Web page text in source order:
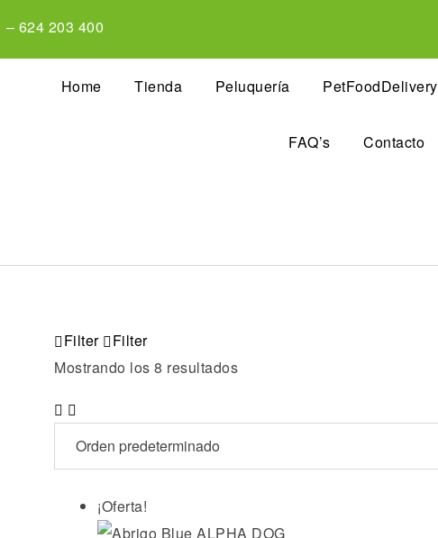
– 624 203 400
Home Tienda Peluquería PetFoodDelivery
FAQ’s Contacto
Filter
Filter
Mostrando los 8 resultados
¡Oferta!